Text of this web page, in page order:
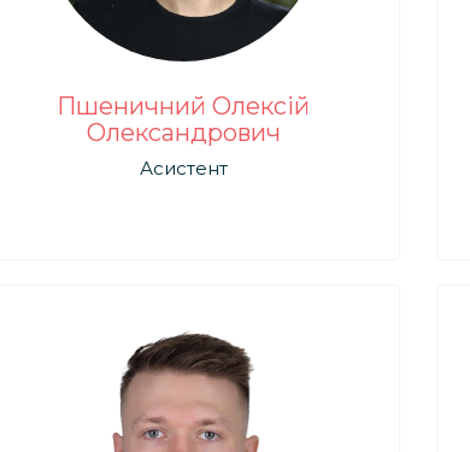
Пшеничний Олексій
Олександрович
Асистент